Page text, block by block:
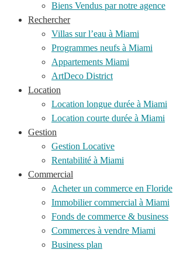
Biens Vendus par notre agence
Rechercher
Villas sur l’eau à Miami
Programmes neufs à Miami
Appartements Miami
ArtDeco District
Location
Location longue durée à Miami
Location courte durée à Miami
Gestion
Gestion Locative
Rentabilité à Miami
Commercial
Acheter un commerce en Floride
Immobilier commercial à Miami
Fonds de commerce & business
Commerces à vendre Miami
Business plan